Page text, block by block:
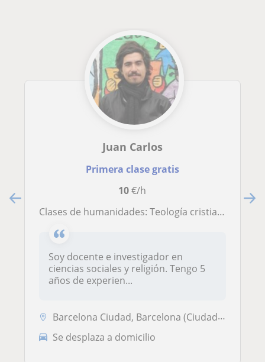
Juan Carlos
Primera clase gratis
10€/h
Clases de humanidades: Teología cristiana, marxismo y filosofía
Soy docente e investigador en
ciencias sociales y religión. Tengo 5
años de experien...
Barcelona Ciudad, Barcelona (Ciudad), Hospitalet de Llobregat
Se desplaza a domicilio